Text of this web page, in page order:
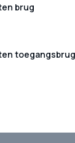
brug